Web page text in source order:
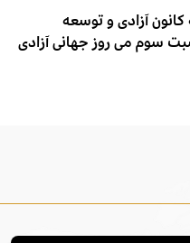
سوم می روز جهانی آزادی